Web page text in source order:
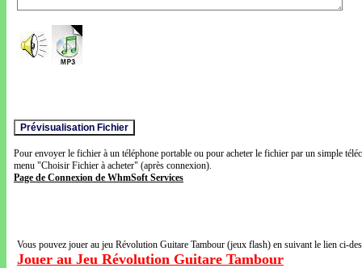
Pour envoyer le fichier à un téléphone portable ou pour acheter le fichier par un simple
menu "Choisir Fichier à acheter" (après connexion).
Page de Connexion de WhmSoft Services
Vous pouvez jouer au jeu Révolution Guitare Tambour (jeux flash) en suivant le lien ci-
Jouer au Jeu Révolution Guitare Tambour